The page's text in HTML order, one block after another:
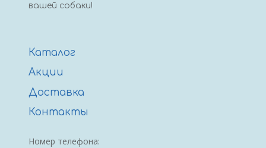
вашей собаки!
Каталог
Акции
Доставка
Контакты
Номер телефона: